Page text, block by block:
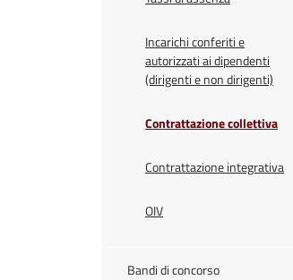
Incarichi conferiti e
autorizzati ai dipendenti
(dirigenti e non dirigenti)
Contrattazione collettiva
Contrattazione integrativa
OIV
Bandi di concorso